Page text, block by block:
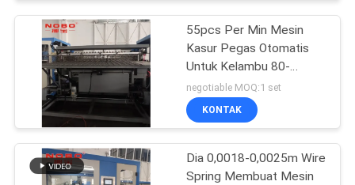
SEMUA
KASUS
SITEMAP
Mesin Perakitan
Musim Semi
55pcs Per Min Mesin
Kasur Pegas Otomatis
Untuk Kelambu 80-
180mm
negotiable MOQ:1 set
KONTAK
Dia 0,0018-0,0025m Wire
Spring Membuat Mesin